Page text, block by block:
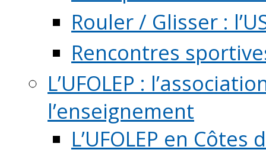
Rouler / Glisser :
Rencontres
L’UFOLEP :
l’enseignement
L’UFOLEP en Côtes